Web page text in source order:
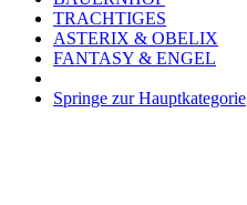
TRACHTIGES
ASTERIX & OBELIX
FANTASY & ENGEL
Springe zur Hauptkategorie